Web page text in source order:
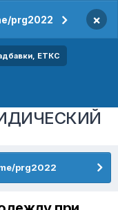
prg2022 ×
ЕТКС
prg2022